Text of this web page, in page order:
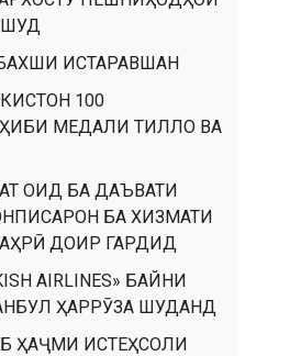
ИСТАРАВШАН
100
МЕДАЛИ ТИЛЛО ВА
ОИД БА ДАЪВАТИ
БА ХИЗМАТИ
ДОИР ГАРДИД
AIRLINES» БАЙНИ
ҲАРРӮЗА ШУДАНД
ҲАҶМИ ИСТЕҲСОЛИ